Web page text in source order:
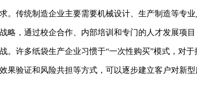
。传统制造企业主要需要机械设计、生产制造等专
略，通过校企合作、内部培训和专门的人才发展项
。许多纸袋生产企业习惯于“一次性购买”模式，对
果验证和风险共担等方式，可以逐步建立客户对新